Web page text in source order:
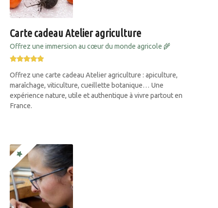
Carte cadeau Atelier agriculture
Offrez une immersion au cœur du monde agricole 🌾
Offrez une carte cadeau Atelier agriculture : apiculture,
maraîchage, viticulture, cueillette botanique… Une
expérience nature, utile et authentique à vivre partout en
France.